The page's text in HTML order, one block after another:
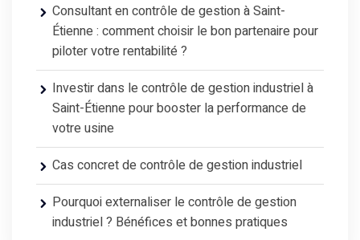
Consultant en contrôle de gestion à Saint-
Étienne : comment choisir le bon partenaire pour
piloter votre rentabilité ?
Investir dans le contrôle de gestion industriel à
Saint-Étienne pour booster la performance de
votre usine
Cas concret de contrôle de gestion industriel
Pourquoi externaliser le contrôle de gestion
industriel ? Bénéfices et bonnes pratiques